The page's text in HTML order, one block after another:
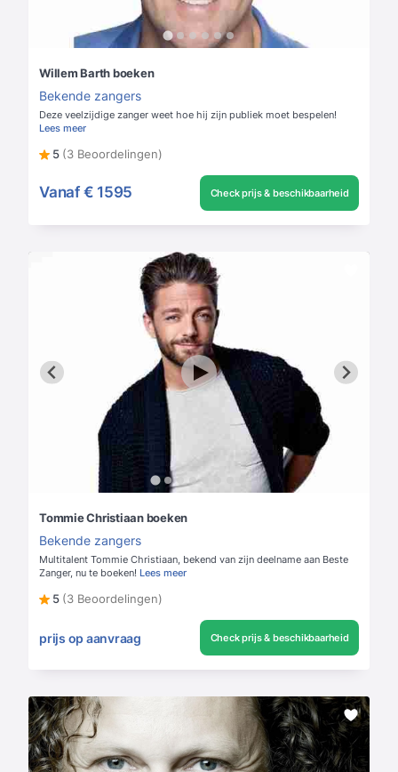
Willem Barth boeken
Bekende zangers
Deze veelzijdige zanger weet hoe hij zijn publiek moet bespelen!
Lees meer
5 (3 Beoordelingen)
Vanaf € 1595 Check prijs & beschikbaarheid
Tommie Christiaan boeken
Bekende zangers
Multitalent Tommie Christiaan, bekend van zijn deelname aan Beste
Zanger, nu te boeken! Lees meer
5 (3 Beoordelingen)
prijs op aanvraag Check prijs & beschikbaarheid